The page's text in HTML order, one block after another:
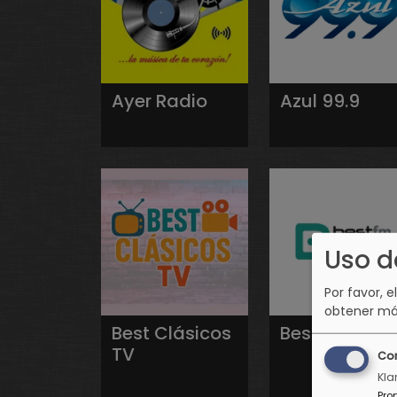
Ayer Radio Azul 99.9
Best Clásicos
TV
Best FM
Uso
Por favor,
obtener